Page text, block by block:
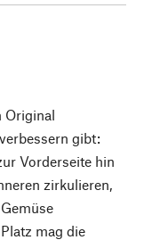
Original
gibt:
Vorderseite hin
zirkulieren,
mag die